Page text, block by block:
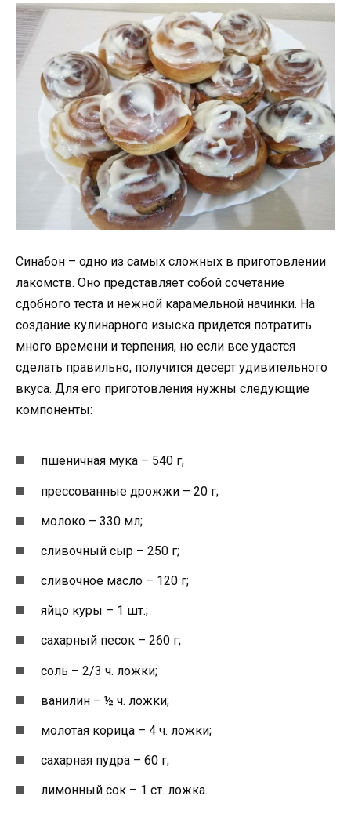
Синабон – одно из самых сложных в приготовлении
лакомств. Оно представляет собой сочетание
сдобного теста и нежной карамельной начинки. На
создание кулинарного изыска придется потратить
много времени и терпения, но если все удастся
сделать правильно, получится десерт удивительного
вкуса. Для его приготовления нужны следующие
компоненты:
пшеничная мука – 540 г;
прессованные дрожжи – 20 г;
молоко – 330 мл;
сливочный сыр – 250 г;
сливочное масло – 120 г;
яйцо куры – 1 шт.;
сахарный песок – 260 г;
соль – 2/3 ч. ложки;
ванилин – ½ ч. ложки;
молотая корица – 4 ч. ложки;
сахарная пудра – 60 г;
лимонный сок – 1 ст. ложка.